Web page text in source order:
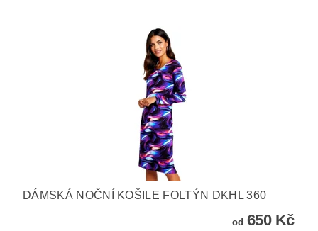
DÁMSKÁ NOČNÍ KOŠILE FOLTÝN DKHL 360
od 650 Kč